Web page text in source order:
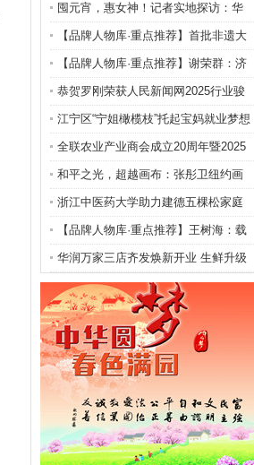
囤元宵，惠女神！记者实地探访：华
润万家双节福利让利
【品牌人物库·重点推荐】首批非遗大
国工匠——夏积相
【品牌人物库·重点推荐】谢荣群：济
世医人 妙手回春
恭贺罗刚荣获人民新闻网2025行业骏
马奖 以“建筑医院
江宁区“宁姐橄榄枝”托起宝妈就业梦想
全联农业产业商会成立20周年暨2025
全国农业产业发展大
和平之光，超越画布：张彤卫纽约画
展的艺术与社会回响
浙江中医药大学助力建德五棵松家庭
农场 成功攻克金线
【品牌人物库·重点推荐】王树海：载
健康之光照亮民生
华润万家三店齐发焕新开业 生鲜升级
引居民抢购